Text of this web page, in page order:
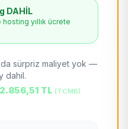
DAHİL
hosting yıllık ücrete
sürpriz maliyet yok —
dahil.
2.856,51 TL (TCMB)